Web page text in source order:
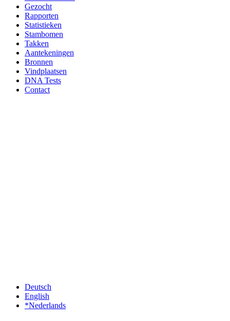
Gezocht
Rapporten
Statistieken
Stambomen
Takken
Aantekeningen
Bronnen
Vindplaatsen
DNA Tests
Contact
Deutsch
English
*Nederlands